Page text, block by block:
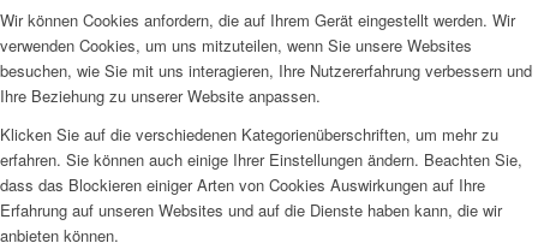
Wir können Cookies anfordern, die auf Ihrem Gerät eingestellt werden. Wir
verwenden Cookies, um uns mitzuteilen, wenn Sie unsere Websites
besuchen, wie Sie mit uns interagieren, Ihre Nutzererfahrung verbessern und
Ihre Beziehung zu unserer Website anpassen.
Klicken Sie auf die verschiedenen Kategorienüberschriften, um mehr zu
erfahren. Sie können auch einige Ihrer Einstellungen ändern. Beachten Sie,
dass das Blockieren einiger Arten von Cookies Auswirkungen auf Ihre
Erfahrung auf unseren Websites und auf die Dienste haben kann, die wir
anbieten können.